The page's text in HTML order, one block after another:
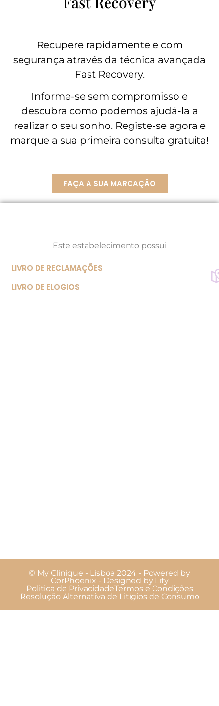
Recupere rapidamente e com
segurança através da técnica avançada
Fast Recovery.
Informe-se sem compromisso e
descubra como podemos ajudá-la a
realizar o seu sonho. Registe-se agora e
marque a sua primeira consulta gratuita!
FAÇA A SUA MARCAÇÃO
Este estabelecimento possui
LIVRO DE RECLAMAÇÕES
LIVRO DE ELOGIOS
© My Clinique - Lisboa 2024 - Powered by
CorPhoenix - Designed by Lity
Politica de PrivacidadeTermos e Condições
Resolução Alternativa de Litígios de Consumo